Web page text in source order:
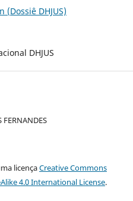
(Dossiê DHJUS)
DHJUS
licençaCreative Commons
4.0 International License.